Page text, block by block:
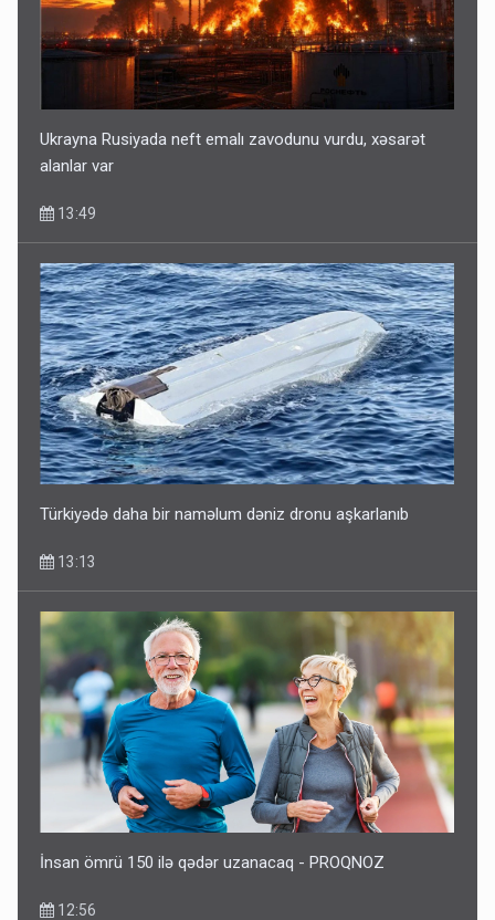
Ukrayna Rusiyada neft emalı zavodunu vurdu, xəsarət
alanlar var
13:49
Türkiyədə daha bir naməlum dəniz dronu aşkarlanıb
13:13
İnsan ömrü 150 ilə qədər uzanacaq - PROQNOZ
12:56